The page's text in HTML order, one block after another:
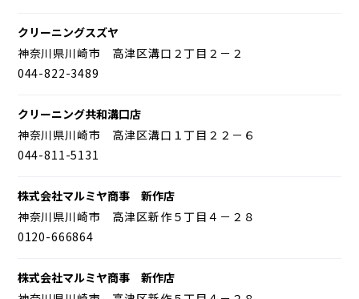
クリーニングスズヤ
神奈川県川崎市 高津区溝口２丁目２－２
044-822-3489
クリーニング共和溝口店
神奈川県川崎市 高津区溝口１丁目２２－６
044-811-5131
株式会社マルミヤ商事 新作店
神奈川県川崎市 高津区新作５丁目４－２８
0120-666864
株式会社マルミヤ商事 新作店